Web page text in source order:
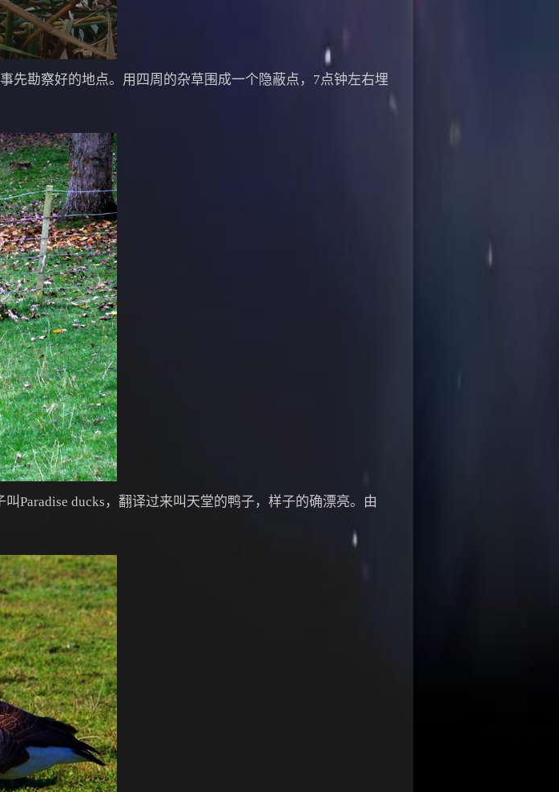
先勘察好的地点。用四周的杂草围成一个隐蔽点，7点钟左右埋
Paradise ducks，翻译过来叫天堂的鸭子，样子的确漂亮。由